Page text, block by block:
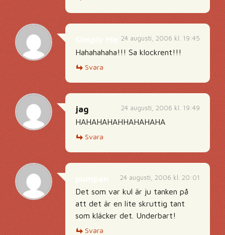
24 augusti, 2006 kl. 19:45
Hahahahaha!!! Sa klockrent!!!
Svara
24 augusti, 2006 kl. 19:49
jag
HAHAHAHAHHAHAHAHA
Svara
24 augusti, 2006 kl. 20:01
Det som var kul är ju tanken på
att det är en lite skruttig tant
som kläcker det. Underbart!
Svara